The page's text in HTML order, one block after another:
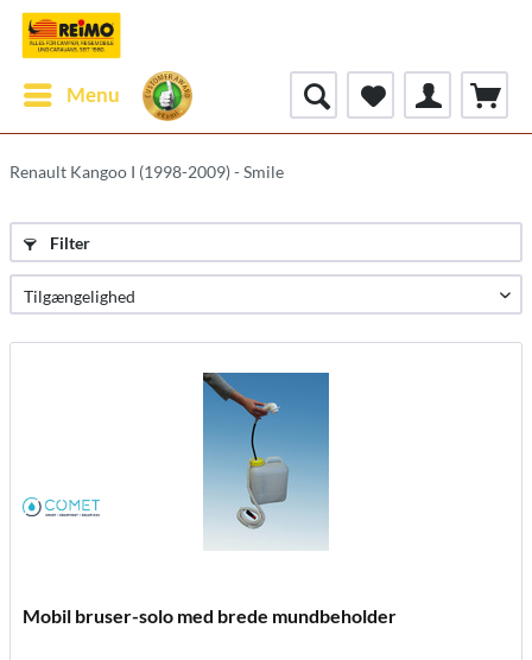
Menu
Renault Kangoo I (1998-2009) - Smile
Filter
Mobil bruser-solo med brede mundbeholder